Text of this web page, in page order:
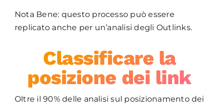
Nota Bene: questo processo può essere
replicato anche per un’analisi degli Outlinks.
Classificare la
posizione dei link
Oltre il 90% delle analisi sul posizionamento dei